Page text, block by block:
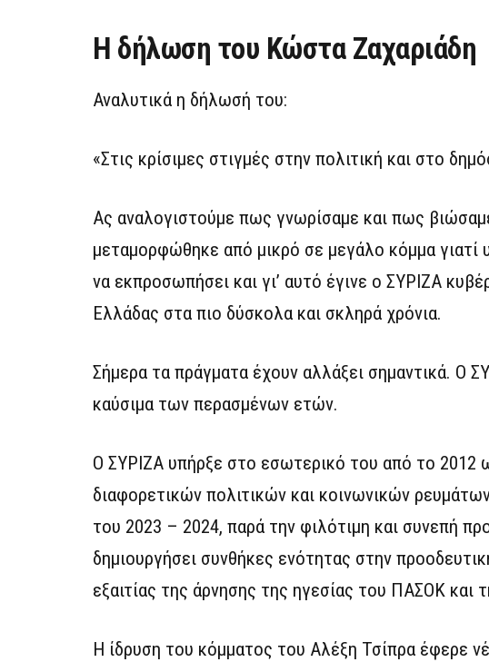
Η δήλωση του Κώστα Ζαχαριάδη
Αναλυτικά η δήλωσή του:
«Στις κρίσιμες στιγμές στην πολιτική και στο
Ας αναλογιστούμε πως γνωρίσαμε και πως
μεταμορφώθηκε από μικρό σε μεγάλο κόμμα γιατί
να εκπροσωπήσει και γι’ αυτό έγινε ο ΣΥΡΙΖΑ
Ελλάδας στα πιο δύσκολα και σκληρά χρόνια.
Σήμερα τα πράγματα έχουν αλλάξει σημαντικά. Ο
καύσιμα των περασμένων ετών.
Ο ΣΥΡΙΖΑ υπήρξε στο εσωτερικό του από το 2012
διαφορετικών πολιτικών και κοινωνικών
του 2023 – 2024, παρά την φιλότιμη και συνεπή
δημιουργήσει συνθήκες ενότητας στην
εξαιτίας της άρνησης της ηγεσίας του ΠΑΣΟΚ και
Η ίδρυση του κόμματος του Αλέξη Τσίπρα έφερε